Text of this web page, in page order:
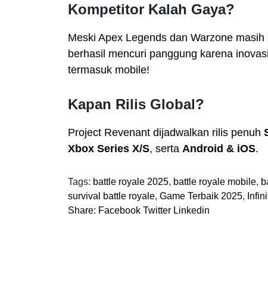
Kompetitor Kalah Gaya?
Meski Apex Legends dan Warzone
berhasil mencuri panggung karena
termasuk mobile!
Kapan Rilis Global?
Project Revenant dijadwalkan rilis penuh
Xbox Series X/S, serta Android & iOS.
Tags: battle royale 2025, battle royale mobile,
survival battle royale, Game Terbaik 2025,
Share: Facebook Twitter Linkedin